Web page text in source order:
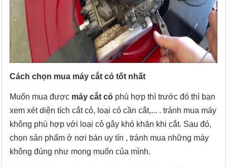
Cách chọn mua máy cắt cỏ tốt nhất
Muốn mua được máy cắt cỏ phù hợp thì trước đó thì bạn
xem xét diện tích cắt cỏ, loại cỏ cần cắt,... . tránh mua máy
không phù hợp với loại cỏ gây khó khăn khi cắt. Sau đó,
chọn sản phẩm ở nơi bán uy tín , tránh mua những máy
không đúng như mong muốn của mình.